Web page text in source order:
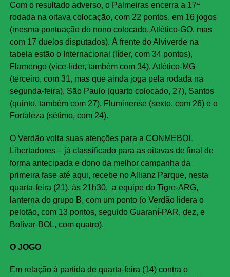
Com o resultado adverso, o Palmeiras encerra a 17ª
rodada na oitava colocação, com 22 pontos, em 16 jogos
(mesma pontuação do nono colocado, Atlético-GO, mas
com 17 duelos disputados). À frente do Alviverde na
tabela estão o Internacional (líder, com 34 pontos),
Flamengo (vice-líder, também com 34), Atlético-MG
(terceiro, com 31, mas que ainda joga pela rodada na
segunda-feira), São Paulo (quarto colocado, 27), Santos
(quinto, também com 27), Fluminense (sexto, com 26) e o
Fortaleza (sétimo, com 24).
O Verdão volta suas atenções para a CONMEBOL
Libertadores – já classificado para as oitavas de final de
forma antecipada e dono da melhor campanha da
primeira fase até aqui, recebe no Allianz Parque, nesta
quarta-feira (21), às 21h30, a equipe do Tigre-ARG,
lanterna do grupo B, com um ponto (o Verdão lidera o
pelotão, com 13 pontos, seguido Guaraní-PAR, dez, e
Bolívar-BOL, com quatro).
O JOGO
Em relação à partida de quarta-feira (14) contra o